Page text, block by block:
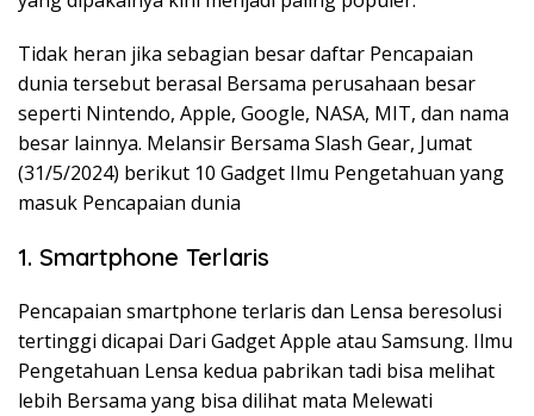
Tidak heran jika sebagian besar daftar Pencapaian
dunia tersebut berasal Bersama perusahaan besar
seperti Nintendo, Apple, Google, NASA, MIT, dan nama
besar lainnya. Melansir Bersama Slash Gear, Jumat
(31/5/2024) berikut 10 Gadget Ilmu Pengetahuan yang
masuk Pencapaian dunia
1. Smartphone Terlaris
Pencapaian smartphone terlaris dan Lensa beresolusi
tertinggi dicapai Dari Gadget Apple atau Samsung. Ilmu
Pengetahuan Lensa kedua pabrikan tadi bisa melihat
lebih Bersama yang bisa dilihat mata Melewati